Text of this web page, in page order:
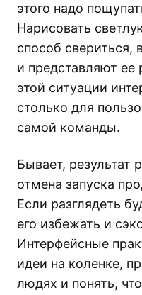
этого надо
Нарисовать
способ свериться,
и представляют
этой ситуации
столько для
самой команды.
Бывает, результат
отмена запуска
Если разглядеть
его избежать и
Интерфейсные
идеи на коленке,
людях и понять,